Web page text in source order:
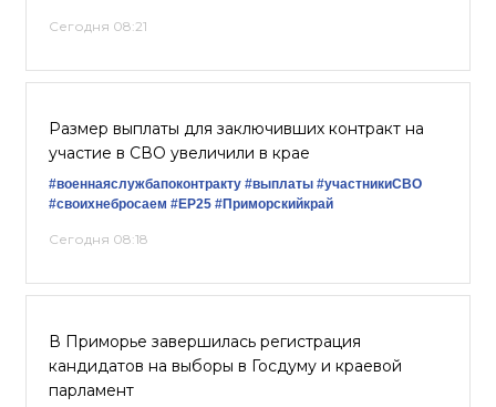
Сегодня 08:21
Размер выплаты для заключивших контракт на
участие в СВО увеличили в крае
#военнаяслужбапоконтракту #выплаты #участникиСВО
#своихнебросаем #ЕР25 #Приморскийкрай
Сегодня 08:18
В Приморье завершилась регистрация
кандидатов на выборы в Госдуму и краевой
парламент